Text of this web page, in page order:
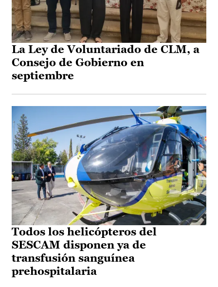
La Ley de Voluntariado de CLM, a
Consejo de Gobierno en
septiembre
Todos los helicópteros del
SESCAM disponen ya de
transfusión sanguínea
prehospitalaria